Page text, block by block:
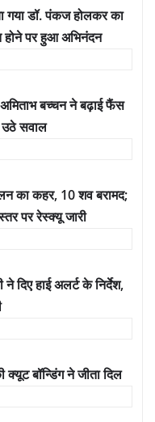
गया डॉ. पंकज होलकर का
होने पर हुआ अभिनंदन
बच्चन ने बढ़ाई फैंस
सवाल
का कहर, 10 शव बरामद;
पर रेस्क्यू जारी
दिए हाई अलर्ट के निर्देश,
बॉन्डिंग ने जीता दिल